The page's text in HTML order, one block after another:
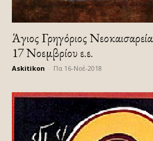
Άγιος Γρηγόριος
17 Νοεμβρίου ε.ε.
Askitikon Πα 16-Νοέ-2018